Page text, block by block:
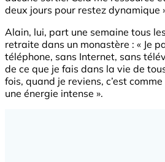
deux jours pour restez dynamique
Alain, lui, part une semaine tous
retraite dans un monastère : « Je
téléphone, sans Internet, sans
de ce que je fais dans la vie de
fois, quand je reviens, c’est
une énergie intense ».